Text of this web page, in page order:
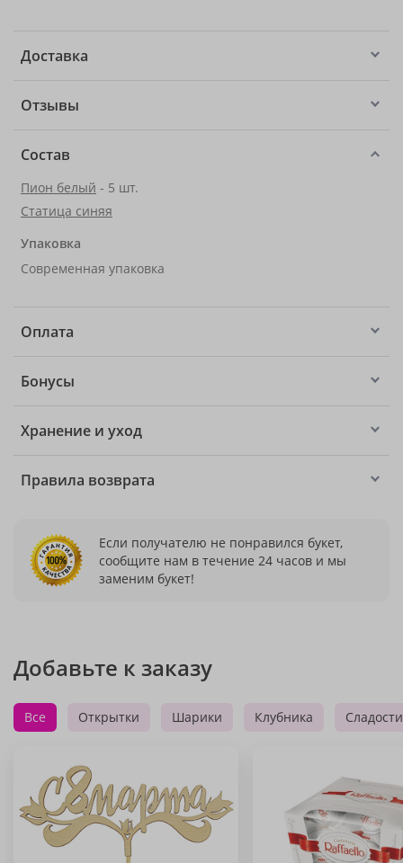
Доставка
Отзывы
Состав
Пион белый - 5 шт.
Статица синяя
Упаковка
Современная упаковка
Оплата
Бонусы
Хранение и уход
Правила возврата
Если получателю не понравился букет,
сообщите нам в течение 24 часов и мы
заменим букет!
Добавьте к заказу
Все Открытки Шарики Клубника Сладости